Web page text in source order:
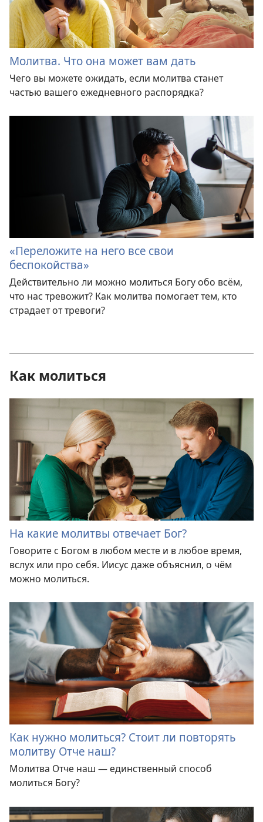
Молитва. Что она может вам дать
Чего вы можете ожидать, если молитва станет
частью вашего ежедневного распорядка?
«Переложите на него все свои
беспокойства»
Действительно ли можно молиться Богу обо всём,
что нас тревожит? Как молитва помогает тем, кто
страдает от тревоги?
Как молиться
На какие молитвы отвечает Бог?
Говорите с Богом в любом месте и в любое время,
вслух или про себя. Иисус даже объяснил, о чём
можно молиться.
Как нужно молиться? Стоит ли повторять
молитву Отче наш?
Молитва Отче наш — единственный способ
молиться Богу?